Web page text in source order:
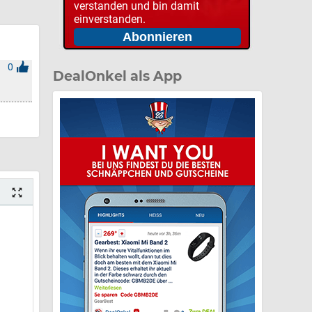
0
verstanden und bin damit
einverstanden.
DealOnkel als App